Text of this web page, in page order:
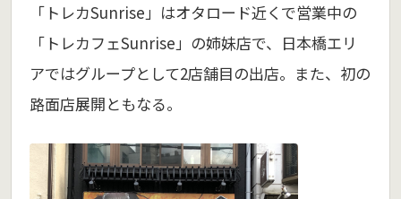
「トレカSunrise」はオタロード近くで営業中の
「トレカフェSunrise」の姉妹店で、日本橋エリ
アではグループとして2店舗目の出店。また、初の
路面店展開ともなる。